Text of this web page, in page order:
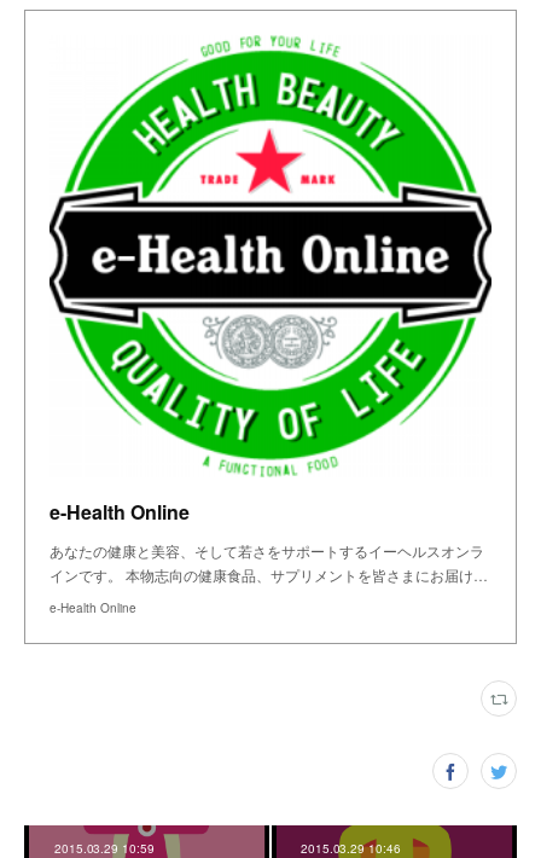
e-Health Online
あなたの健康と美容、そして若さをサポートするイーヘルスオンラ
インです。 本物志向の健康食品、サプリメントを皆さまにお届け…
e-Health Online
2015.03.29 10:59 2015.03.29 10:46